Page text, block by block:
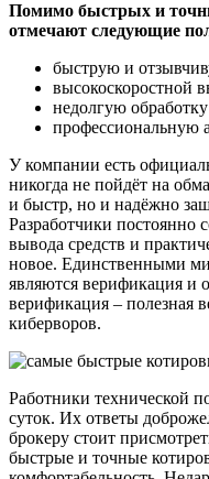
Помимо быстрых и
отмечают следующие
быструю и
высокоскоростной
недолгую обработку
профессиональную
У компании есть
никогда не пойдёт на
и быстр, но и надёжно
Разработчики постоянно
вывода средств и
новое. Единственными
являются верификация и
верификация – полезная
киберворов.
Работники технической
суток. Их ответы
брокеру стоит
быстрые и точные